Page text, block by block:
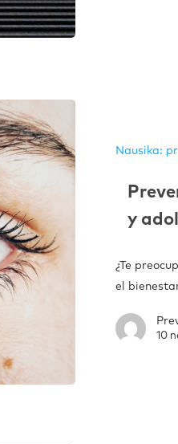
Nausika:
y
¿Te
el
10